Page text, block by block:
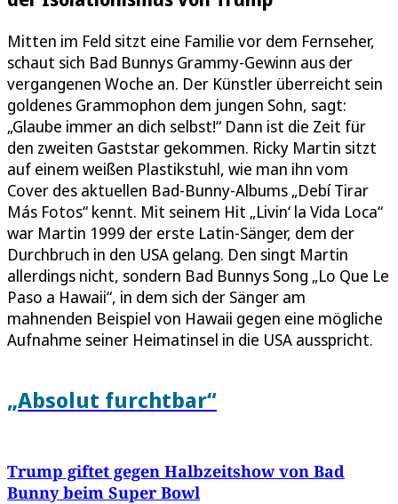
Mitten im Feld sitzt eine Familie vor dem Fernseher,
schaut sich Bad Bunnys Grammy-Gewinn aus der
vergangenen Woche an. Der Künstler überreicht sein
goldenes Grammophon dem jungen Sohn, sagt:
„Glaube immer an dich selbst!“ Dann ist die Zeit für
den zweiten Gaststar gekommen. Ricky Martin sitzt
auf einem weißen Plastikstuhl, wie man ihn vom
Cover des aktuellen Bad-Bunny-Albums „Debí Tirar
Más Fotos“ kennt. Mit seinem Hit „Livin‘ la Vida Loca“
war Martin 1999 der erste Latin-Sänger, dem der
Durchbruch in den USA gelang. Den singt Martin
allerdings nicht, sondern Bad Bunnys Song „Lo Que Le
Paso a Hawaii“, in dem sich der Sänger am
mahnenden Beispiel von Hawaii gegen eine mögliche
Aufnahme seiner Heimatinsel in die USA ausspricht.
„Absolut furchtbar“
Trump giftet gegen Halbzeitshow von Bad
Bunny beim Super Bowl